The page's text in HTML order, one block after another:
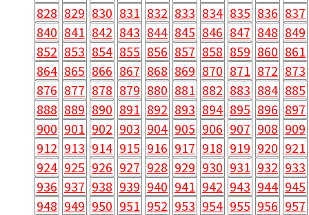
828 829 830 831 832 833 834 835 836 837
840 841 842 843 844 845 846 847 848 849
852 853 854 855 856 857 858 859 860 861
864 865 866 867 868 869 870 871 872 873
876 877 878 879 880 881 882 883 884 885
888 889 890 891 892 893 894 895 896 897
900 901 902 903 904 905 906 907 908 909
912 913 914 915 916 917 918 919 920 921
924 925 926 927 928 929 930 931 932 933
936 937 938 939 940 941 942 943 944 945
948 949 950 951 952 953 954 955 956 957